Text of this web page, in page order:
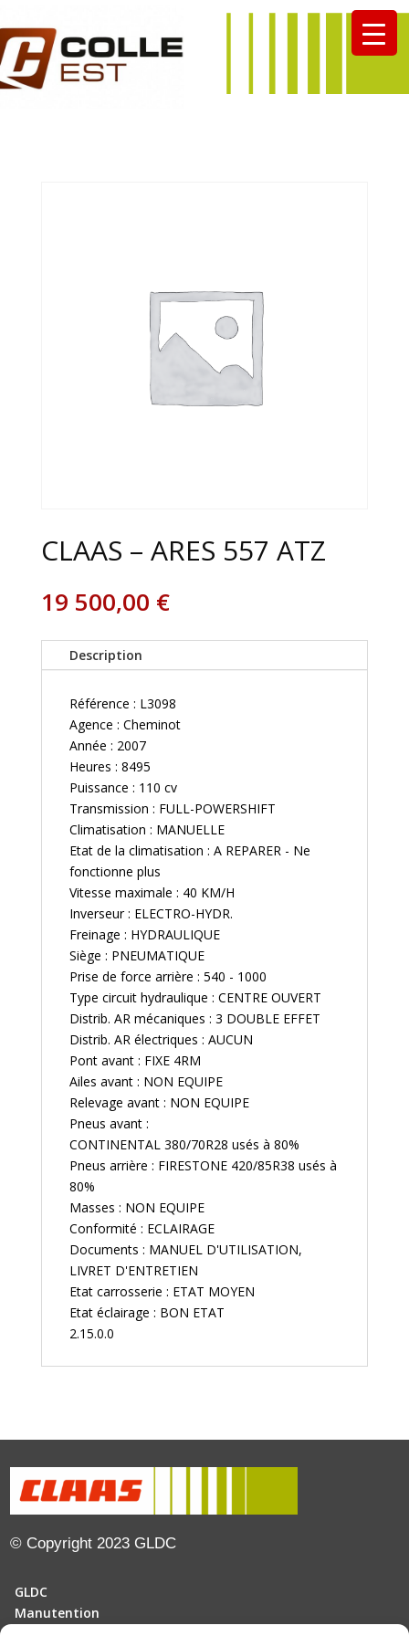
CLAAS – ARES 557 ATZ
19 500,00 €
Description
Référence : L3098
Agence : Cheminot
Année : 2007
Heures : 8495
Puissance : 110 cv
Transmission : FULL-POWERSHIFT
Climatisation : MANUELLE
Etat de la climatisation : A REPARER - Ne
fonctionne plus
Vitesse maximale : 40 KM/H
Inverseur : ELECTRO-HYDR.
Freinage : HYDRAULIQUE
Siège : PNEUMATIQUE
Prise de force arrière : 540 - 1000
Type circuit hydraulique : CENTRE OUVERT
Distrib. AR mécaniques : 3 DOUBLE EFFET
Distrib. AR électriques : AUCUN
Pont avant : FIXE 4RM
Ailes avant : NON EQUIPE
Relevage avant : NON EQUIPE
Pneus avant :
CONTINENTAL 380/70R28 usés à 80%
Pneus arrière : FIRESTONE 420/85R38 usés à
80%
Masses : NON EQUIPE
Conformité : ECLAIRAGE
Documents : MANUEL D'UTILISATION,
LIVRET D'ENTRETIEN
Etat carrosserie : ETAT MOYEN
Etat éclairage : BON ETAT
2.15.0.0
© Copyright 2023 GLDC
GLDC
Manutention